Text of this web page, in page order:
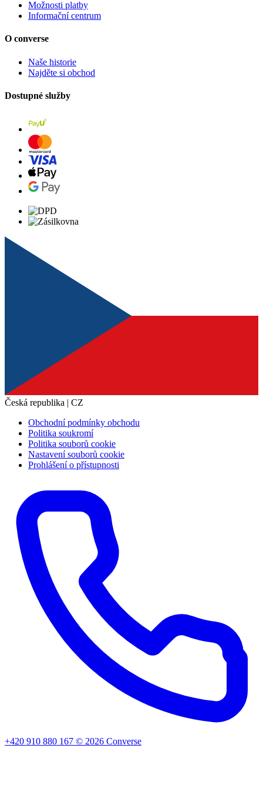
Možnosti platby
Informační centrum
O converse
Naše historie
Najděte si obchod
Dostupné služby
Česká republika | CZ
Obchodní podmínky obchodu
Politika soukromí
Politika souborů cookie
Nastavení souborů cookie
Prohlášení o přístupnosti
+420 910 880 167 © 2026 Converse